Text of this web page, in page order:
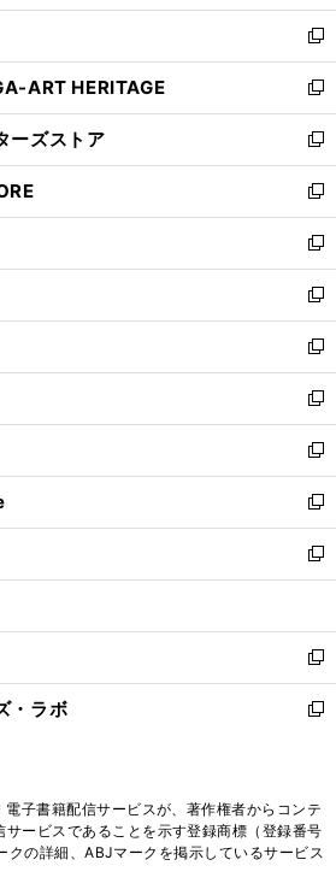
ウ
で
開
く
ン
ド
ウ
で
開
く
新
し
い
ウ
ィ
ン
ド
ウ
で
開
く
ART HERITAGE
新
し
い
ウ
ィ
ン
ド
ウ
で
開
く
ーズストア
新
し
い
ウ
ィ
ン
ド
ウ
で
開
く
新
し
い
ウ
ィ
ン
ド
ウ
で
開
く
新
し
い
ウ
ィ
ン
ド
ウ
で
開
く
新
し
い
ウ
ィ
ン
ド
ウ
で
開
く
新
し
い
ウ
ィ
ン
ド
ウ
で
開
新
し
い
ウ
ィ
ン
ド
ウ
開
く
新
し
い
ウ
ィ
ン
ウ
で
開
く
新
し
い
ウ
ン
ド
ウ
で
新
し
ウ
ィ
ン
ド
く
新
し
い
ド
ウ
で
・ラボ
新
ィ
ン
ド
子書籍配信サービスが、著作権者からコンテ
ービスであることを示す登録商標（登録番号
の詳細、ABJマークを掲示しているサービス